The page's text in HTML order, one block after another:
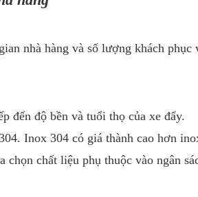
nhà hàng và số lượng khách phục
đến độ bền và tuổi thọ của xe đẩy.
Inox 304 có giá thành cao hơn
chất liệu phụ thuộc vào ngân